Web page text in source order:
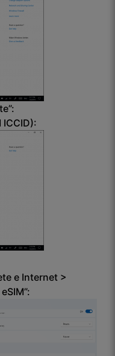
ICCID):
e Internet >